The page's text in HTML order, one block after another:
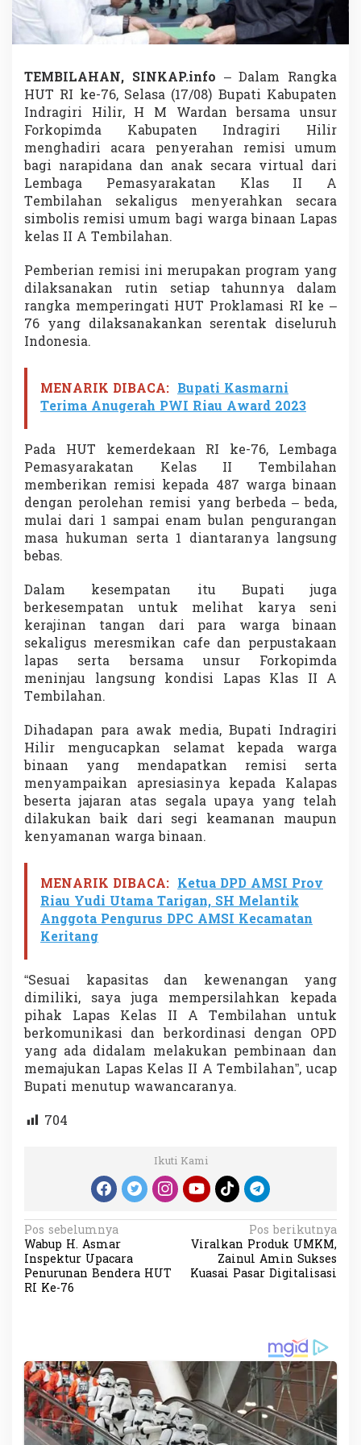
n
h
i
a
d
i
r
i
A
c
a
r
a
P
b
e
r
i
a
m
i
s
TEMBILAHAN, SINKAP.info – Dalam Rangka
HUT RI ke-76, Selasa (17/08) Bupati Kabupaten
Indragiri Hilir, H M Wardan bersama unsur
Forkopimda Kabupaten Indragiri Hilir
menghadiri acara penyerahan remisi umum
bagi narapidana dan anak secara virtual dari
Lembaga Pemasyarakatan Klas II A
Tembilahan sekaligus menyerahkan secara
simbolis remisi umum bagi warga binaan Lapas
kelas II A Tembilahan.
Pemberian remisi ini merupakan program yang
dilaksanakan rutin setiap tahunnya dalam
rangka memperingati HUT Proklamasi RI ke –
76 yang dilaksanakankan serentak diseluruh
Indonesia.
MENARIK DIBACA: Bupati Kasmarni
Terima Anugerah PWI Riau Award 2023
Pada HUT kemerdekaan RI ke-76, Lembaga
Pemasyarakatan Kelas II Tembilahan
memberikan remisi kepada 487 warga binaan
dengan perolehan remisi yang berbeda – beda,
mulai dari 1 sampai enam bulan pengurangan
masa hukuman serta 1 diantaranya langsung
bebas.
Dalam kesempatan itu Bupati juga
berkesempatan untuk melihat karya seni
kerajinan tangan dari para warga binaan
sekaligus meresmikan cafe dan perpustakaan
lapas serta bersama unsur Forkopimda
meninjau langsung kondisi Lapas Klas II A
Tembilahan.
Dihadapan para awak media, Bupati Indragiri
Hilir mengucapkan selamat kepada warga
binaan yang mendapatkan remisi serta
menyampaikan apresiasinya kepada Kalapas
beserta jajaran atas segala upaya yang telah
dilakukan baik dari segi keamanan maupun
kenyamanan warga binaan.
MENARIK DIBACA: Ketua DPD AMSI Prov
Riau Yudi Utama Tarigan, SH Melantik
Anggota Pengurus DPC AMSI Kecamatan
Keritang
“Sesuai kapasitas dan kewenangan yang
dimiliki, saya juga mempersilahkan kepada
pihak Lapas Kelas II A Tembilahan untuk
berkomunikasi dan berkordinasi dengan OPD
yang ada didalam melakukan pembinaan dan
memajukan Lapas Kelas II A Tembilahan”, ucap
Bupati menutup wawancaranya.
704
Ikuti Kami
N
a
v
s
i
p
o
Pos sebelumnya
Wabup H. Asmar
Inspektur Upacara
Penurunan Bendera HUT
RI Ke-76
Pos berikutnya
Viralkan Produk UMKM,
Zainul Amin Sukses
Kuasai Pasar Digitalisasi